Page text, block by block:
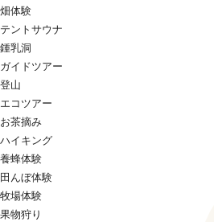
畑体験
テントサウナ
鍾乳洞
ガイドツアー
登山
エコツアー
お茶摘み
ハイキング
養蜂体験
田んぼ体験
牧場体験
果物狩り